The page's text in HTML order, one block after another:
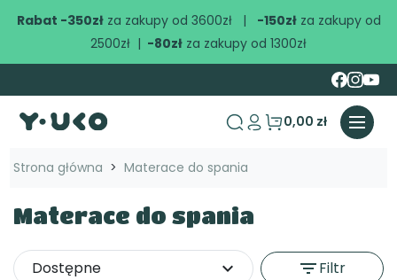
Rabat -350złza zakupy od 3600zł | -150złza zakupy od
2500zł | -80zł za zakupy od 1300zł
search
0,00 zł
Strona główna Materace do spania
Materace do spania
Dostępne expand_more filter_listFiltr